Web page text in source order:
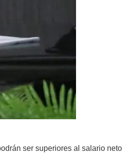
ser superiores al salario neto